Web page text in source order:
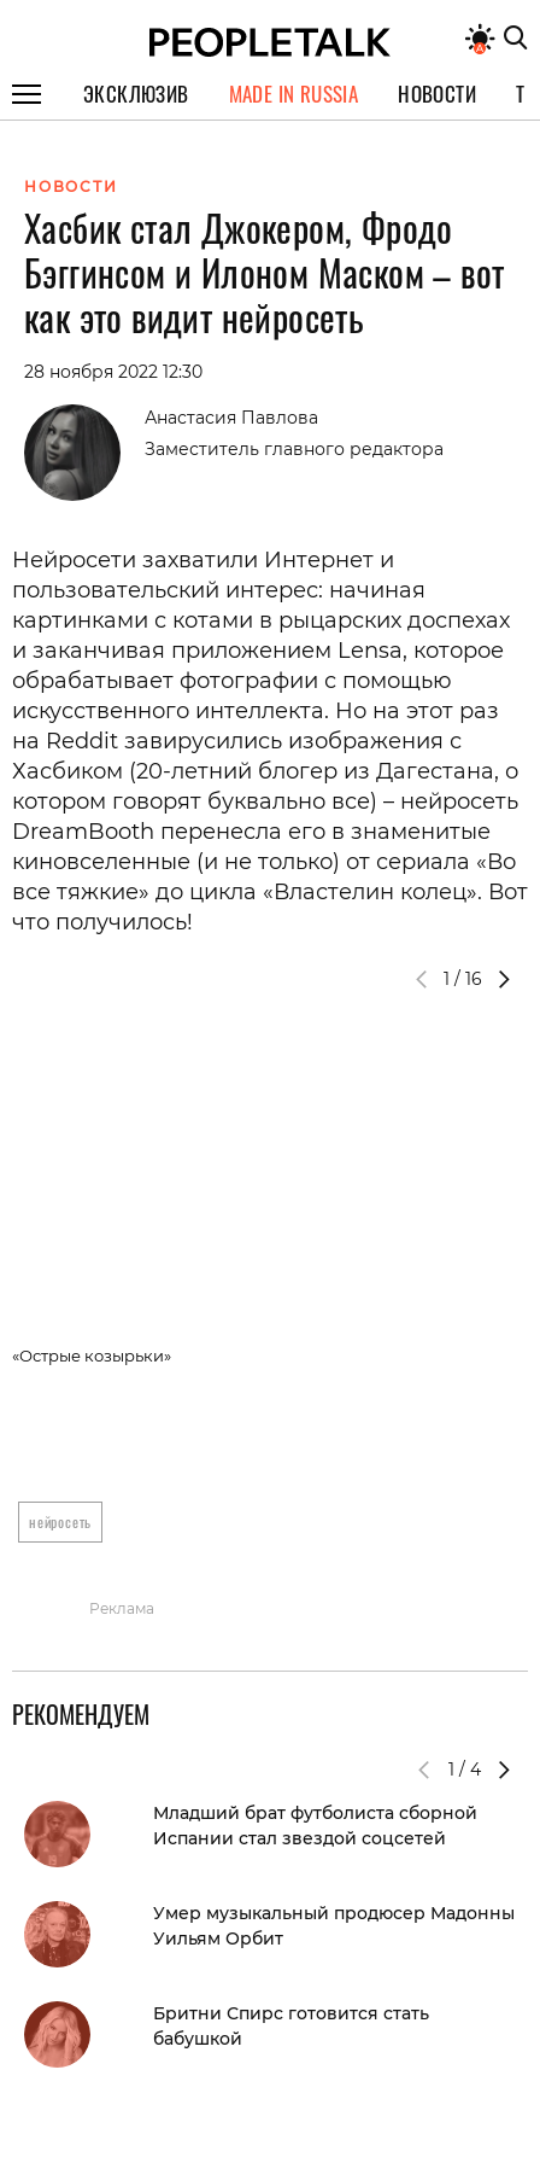
ЭКСКЛЮЗИВ
СПЕЦПРОЕКТЫ
ИНТЕРВЬЮ
ПОКОЛЕНИЕ
MADE IN RUSSIA НОВОСТИ
НОВОСТИ
Хасбик стал Джокером, Фродо
Бэггинсом и Илоном Маском – вот
как это видит нейросеть
28 ноября 2022 12:30
Анастасия Павлова
Заместитель главного редактора
Нейросети захватили Интернет и
пользовательский интерес: начиная
картинками с котами в рыцарских доспехах
и заканчивая приложением Lensa, которое
обрабатывает фотографии с помощью
искусственного интеллекта. Но на этот раз
на Reddit завирусились изображения с
Хасбиком (20-летний блогер из Дагестана, о
котором говорят буквально все) – нейросеть
DreamBooth перенесла его в знаменитые
киновселенные (и не только) от сериала «Во
все тяжкие» до цикла «Властелин колец». Вот
что получилось!
1 / 16
«Острые козырьки»
нейросеть
Реклама
РЕКОМЕНДУЕМ
1 / 4
Младший брат футболиста сборной
Испании стал звездой соцсетей
Умер музыкальный продюсер Мадонны
Уильям Орбит
Бритни Спирс готовится стать
бабушкой